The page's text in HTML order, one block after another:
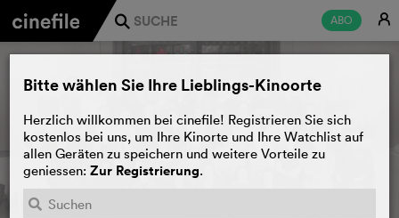
ABO E
j
Bitte wählen Sie Ihre Lieblings-Kinoorte
Herzlich willkommen bei cinefile! Registrieren Sie sich
kostenlos bei uns, um Ihre Kinorte und Ihre Watchlist auf
allen Geräten zu speichern und weitere Vorteile zu
geniessen: Zur Registrierung.